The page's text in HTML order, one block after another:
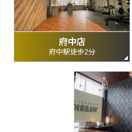
府中店
府中駅徒歩2分